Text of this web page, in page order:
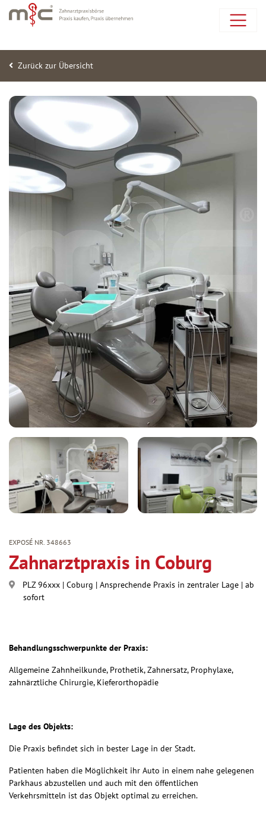
Zurück zur Übersicht
EXPOSÉ NR. 348663
Zahnarztpraxis in Coburg
PLZ 96xxx | Coburg | Ansprechende Praxis in zentraler Lage | ab
sofort
Behandlungsschwerpunkte der Praxis:
Allgemeine Zahnheilkunde, Prothetik, Zahnersatz, Prophylaxe,
zahnärztliche Chirurgie, Kieferorthopädie
Lage des Objekts:
Die Praxis befindet sich in bester Lage in der Stadt.
Patienten haben die Möglichkeit ihr Auto in einem nahe gelegenen
Parkhaus abzustellen und auch mit den öffentlichen
Verkehrsmitteln ist das Objekt optimal zu erreichen.